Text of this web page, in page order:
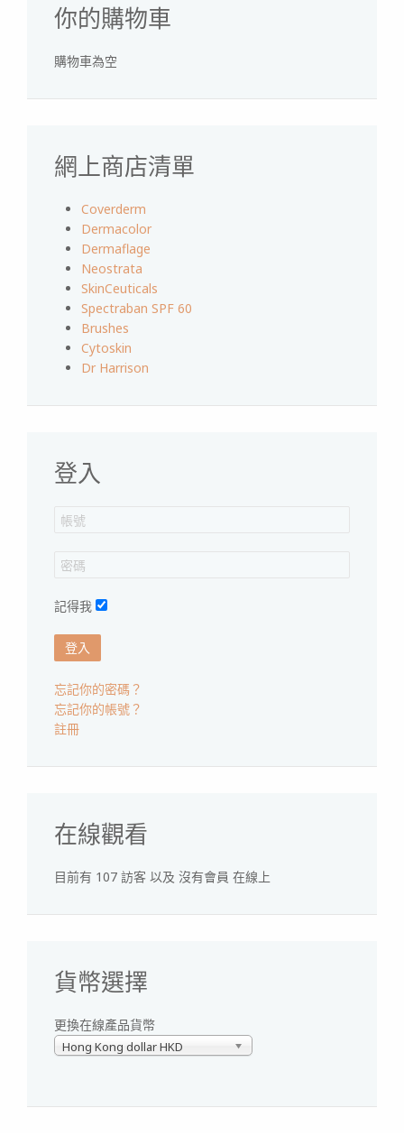
你的購物車
購物車為空
網上商店清單
Coverderm
Dermacolor
Dermaflage
Neostrata
SkinCeuticals
Spectraban SPF 60
Brushes
Cytoskin
Dr Harrison
登入
記得我
登入
忘記你的密碼？
忘記你的帳號？
註冊
在線觀看
目前有 107 訪客 以及 沒有會員 在線上
貨幣選擇
更換在線產品貨幣
Hong Kong dollar HKD